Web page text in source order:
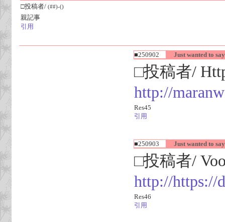
□投稿者/ (##)-()
親記事
引用
■250902 Just wanted to
□投稿者/
http://
Res45
引用
■250903 Just wanted to
□投稿者/
http://https://
Res46
引用